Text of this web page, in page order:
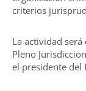
criterios
La actividad
Pleno
el presidente del